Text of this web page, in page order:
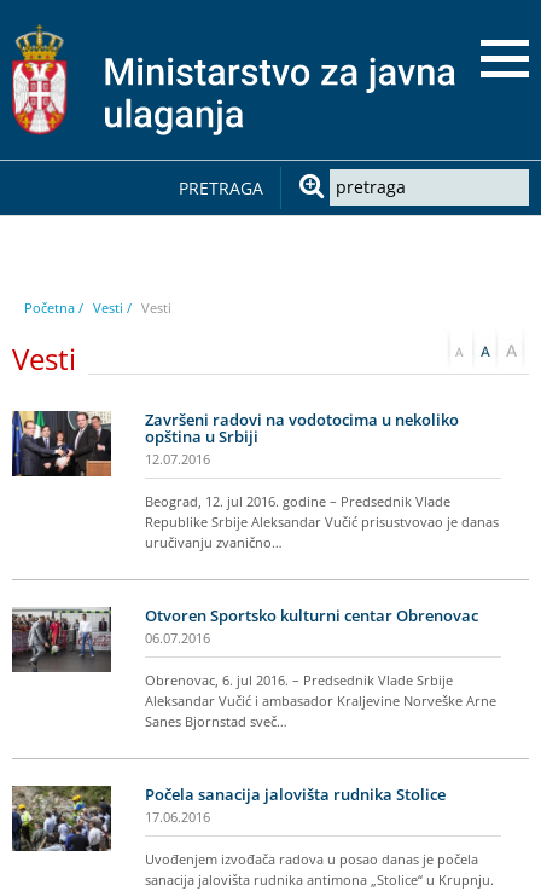
PRETRAGA
Početna / Vesti / Vesti
Vesti
Završeni radovi na vodotocima u nekoliko
opština u Srbiji
12.07.2016
Beograd, 12. jul 2016. godine – Predsednik Vlade
Republike Srbije Aleksandar Vučić prisustvovao je danas
uručivanju zvanično…
Otvoren Sportsko kulturni centar Obrenovac
06.07.2016
Obrenovac, 6. jul 2016. – Predsednik Vlade Srbije
Aleksandar Vučić i ambasador Kraljevine Norveške Arne
Sanes Bjornstad sveč…
Počela sanacija jalovišta rudnika Stolice
17.06.2016
Uvođenjem izvođača radova u posao danas je počela
sanacija jalovišta rudnika antimona „Stolice“ u Krupnju.